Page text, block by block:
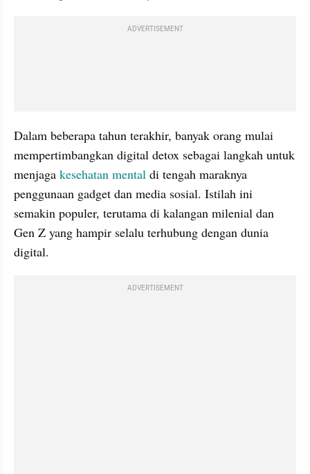
ADVERTISEMENT
Dalam beberapa tahun terakhir, banyak orang mulai
mempertimbangkan digital detox sebagai langkah untuk
menjaga kesehatan mental di tengah maraknya
penggunaan gadget dan media sosial. Istilah ini
semakin populer, terutama di kalangan milenial dan
Gen Z yang hampir selalu terhubung dengan dunia
digital.
ADVERTISEMENT